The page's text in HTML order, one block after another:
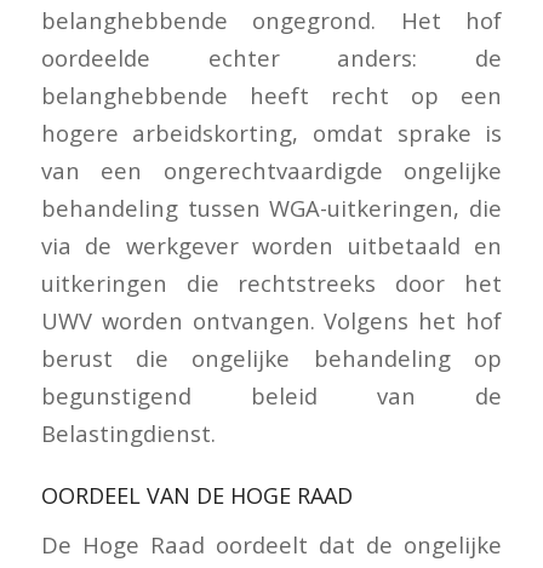
belanghebbende ongegrond. Het hof
oordeelde echter anders: de
belanghebbende heeft recht op een
hogere arbeidskorting, omdat sprake is
van een ongerechtvaardigde ongelijke
behandeling tussen WGA-uitkeringen, die
via de werkgever worden uitbetaald en
uitkeringen die rechtstreeks door het
UWV worden ontvangen. Volgens het hof
berust die ongelijke behandeling op
begunstigend beleid van de
Belastingdienst.
OORDEEL VAN DE HOGE RAAD
De Hoge Raad oordeelt dat de ongelijke